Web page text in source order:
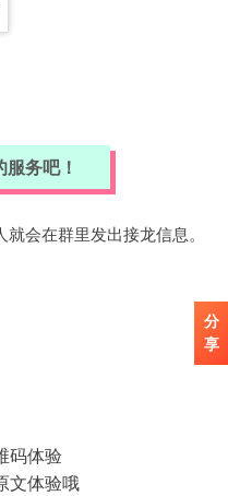
务吧！
会在群里发出接龙信息。
码体验
文体验哦
分
享